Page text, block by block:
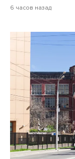
6 часов назад